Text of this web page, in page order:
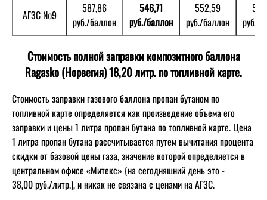
АГЗС №9
587,86
руб./баллон
546,71
руб./баллон
552,59
руб./баллон
руб./
Стоимость полной заправки композитного баллона
Ragasko (Норвегия) 18,20 литр. по топливной карте.
Стоимость заправки газового баллона пропан бутаном по
топливной карте определяется как произведение объема его
заправки и цены 1 литра пропан бутана по топливной карте. Цена
1 литра пропан бутана рассчитывается путем вычитания процента
скидки от базовой цены газа, значение которой определяется в
центральном офисе «Митекс» (на сегодняшний день это -
38,00 руб./литр.), и никак не связана с ценами на АГЗС.